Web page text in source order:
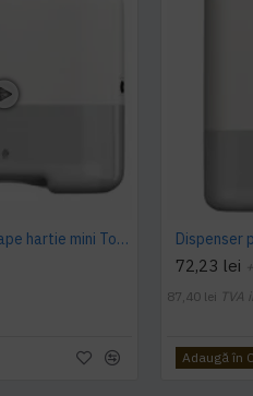
Dispenser prosoape hartie mini Tork, V Fold, alb, capacitate 300 servetele
72,23 lei
87,40 lei TVA
Adaugă în